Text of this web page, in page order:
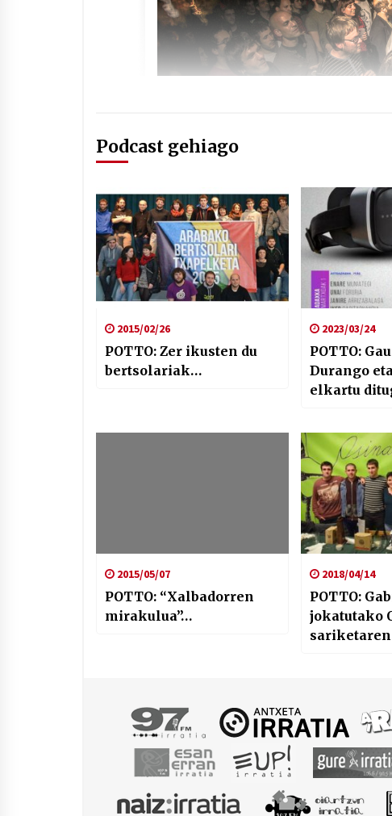
Podcast gehiago
2015/02/26
POTTO: Zer ikusten du
bertsolariak…
2023/03/24
POTTO:
Durango
elkartu
2015/05/07
POTTO: “Xalbadorren
mirakulua”…
2018/04/14
POTTO:
jokatutako
sariketaren